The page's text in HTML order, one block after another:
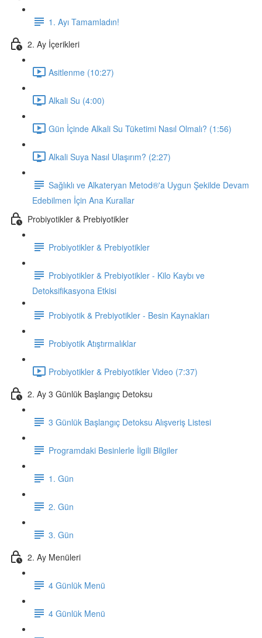
1. Ayı Tamamladın!
2. Ay İçerikleri
Asitlenme (10:27)
Alkali Su (4:00)
Gün İçinde Alkali Su Tüketimi Nasıl Olmalı? (1:56)
Alkali Suya Nasıl Ulaşırım? (2:27)
Sağlıklı ve Alkateryan Metod®'a Uygun Şekilde Devam
Edebilmen İçin Ana Kurallar
Probiyotikler & Prebiyotikler
Probiyotikler & Prebiyotikler
Probiyotikler & Prebiyotikler - Kilo Kaybı ve
Detoksifikasyona Etkisi
Probiyotik & Prebiyotikler - Besin Kaynakları
Probiyotik Atıştırmalıklar
Probiyotikler & Prebiyotikler Video (7:37)
2. Ay 3 Günlük Başlangıç Detoksu
3 Günlük Başlangıç Detoksu Alışveriş Listesi
Programdaki Besinlerle İlgili Bilgiler
1. Gün
2. Gün
3. Gün
2. Ay Menüleri
4 Günlük Menü
4 Günlük Menü